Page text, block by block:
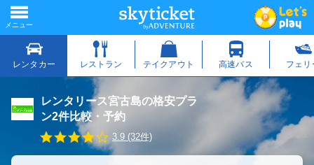
レンタリース宮古島の格安プラ
ン2件比較・予約
3
.
9
3.9 (32件)